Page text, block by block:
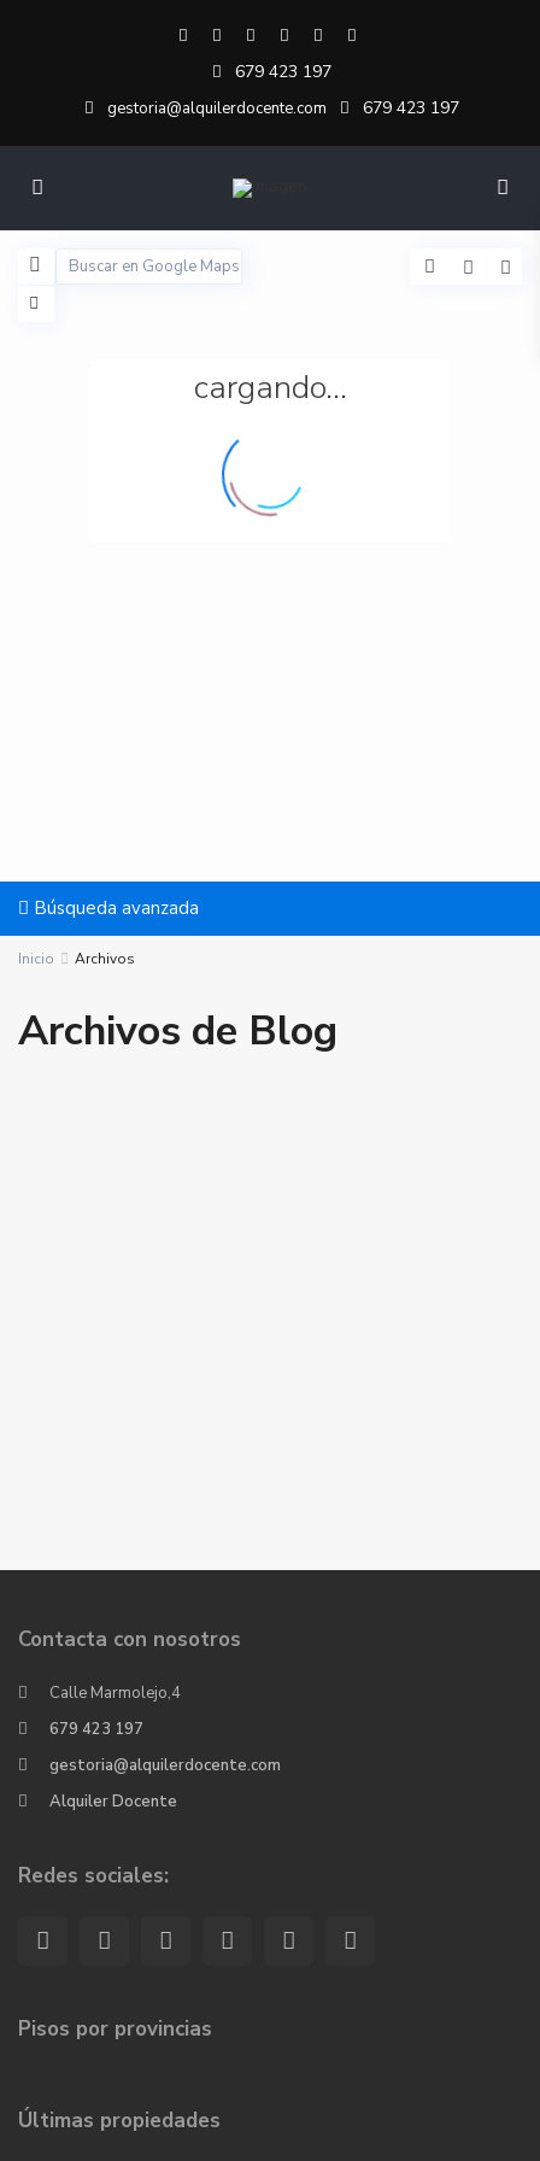
679 423 197
gestoria@alquilerdocente.com 679 423 197
cargando...
Búsqueda avanzada
Inicio Archivos
Archivos de Blog
Contacta con nosotros
Calle Marmolejo,4
679 423 197
gestoria@alquilerdocente.com
Alquiler Docente
Redes sociales:
Pisos por provincias
Últimas propiedades